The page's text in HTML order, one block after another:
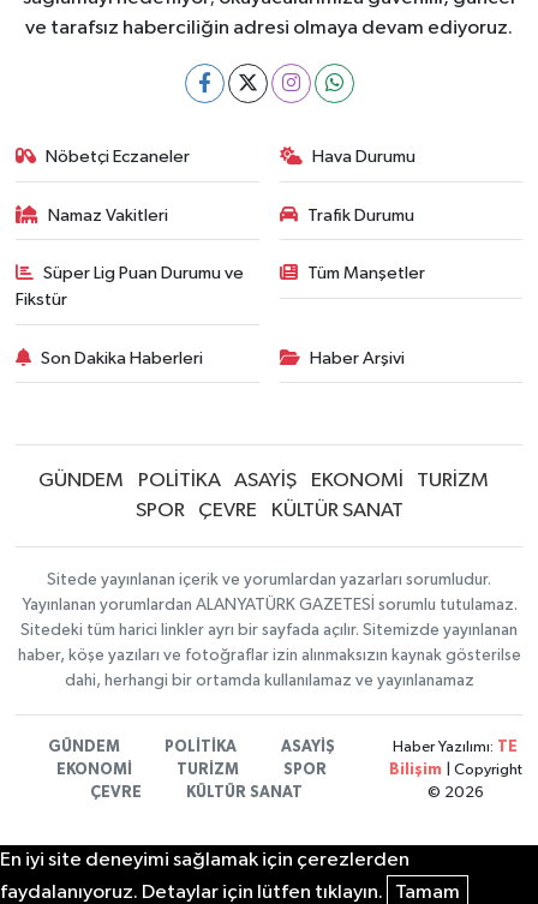
ve tarafsız haberciliğin adresi olmaya devam ediyoruz.
Nöbetçi Eczaneler Hava Durumu
Namaz Vakitleri Trafik Durumu
Süper Lig Puan Durumu ve
Fikstür
Tüm Manşetler
Son Dakika Haberleri Haber Arşivi
GÜNDEM POLİTİKA ASAYİŞ EKONOMİ
TURİZM
SPOR
ÇEVRE KÜLTÜR SANAT
Sitede yayınlanan içerik ve yorumlardan yazarları sorumludur.
Yayınlanan yorumlardan ALANYATÜRK GAZETESİ sorumlu tutulamaz.
Sitedeki tüm harici linkler ayrı bir sayfada açılır. Sitemizde yayınlanan
haber, köşe yazıları ve fotoğraflar izin alınmaksızın kaynak gösterilse
dahi, herhangi bir ortamda kullanılamaz ve yayınlanamaz
GÜNDEM POLİTİKA
ASAYİŞ
EKONOMİ
TURİZM
SPOR
ÇEVRE
KÜLTÜR SANAT
Haber Yazılımı: TE
Bilişim | Copyright
© 2026
En iyi site deneyimi sağlamak için çerezlerden
faydalanıyoruz. Detaylar için lütfen tıklayın.
Tamam